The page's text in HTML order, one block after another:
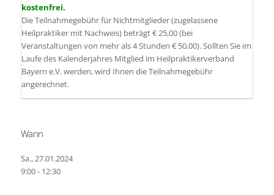
kostenfrei.
Die Teilnahmegebühr für Nichtmitglieder (zugelassene
Heilpraktiker mit Nachweis) beträgt € 25,00 (bei
Veranstaltungen von mehr als 4 Stunden € 50,00). Sollten Sie im
Laufe des Kalenderjahres Mitglied im Heilpraktikerverband
Bayern e.V. werden, wird Ihnen die Teilnahmegebühr
angerechnet.
Wann
Sa., 27.01.2024
9:00 - 12:30